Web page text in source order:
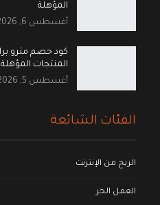
المؤهلة
أغسطس 6, 2026
المنتجات المؤهلة
أغسطس 5, 2026
الفئات الشائعة
الربح من الإنترنت
العمل الحر